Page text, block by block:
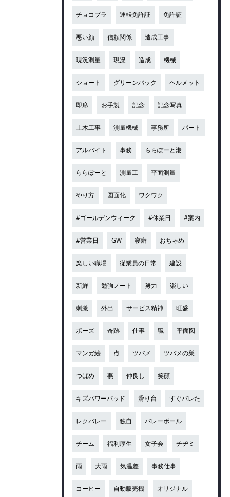
チョコプラ 運転免許証 免許証
悪い顔 信頼関係 造成工事
現況測量 現況 造成 機械
ショート グリーンバック ヘルメット
即席 お手製 記念 記念写真
土木工事 測量機械 事務所 パート
アルバイト 事務 ららぽーと港
ららぽーと 測量工 平面測量
やり方 図面化 ワクワク
#ゴールデンウィーク #休業日 #案内
#営業日 GW 寝癖 おちゃめ
楽しい職場 従業員の日常 建設
新鮮 勉強ノート 努力 楽しい
刺激 外出 サービス精神 旺盛
ポーズ 奇跡 仕事 職 平面図
マンガ絵 点 ツバメ ツバメの巣
つばめ 燕 仲良し 笑顔
キズパワーパッド 滑り台 すぐバレた
レクバレー 独自 バレーボール
チーム 福利厚生 女子会 チヂミ
雨 大雨 気温差 事務仕事
コーヒー 自動販売機 オリジナル